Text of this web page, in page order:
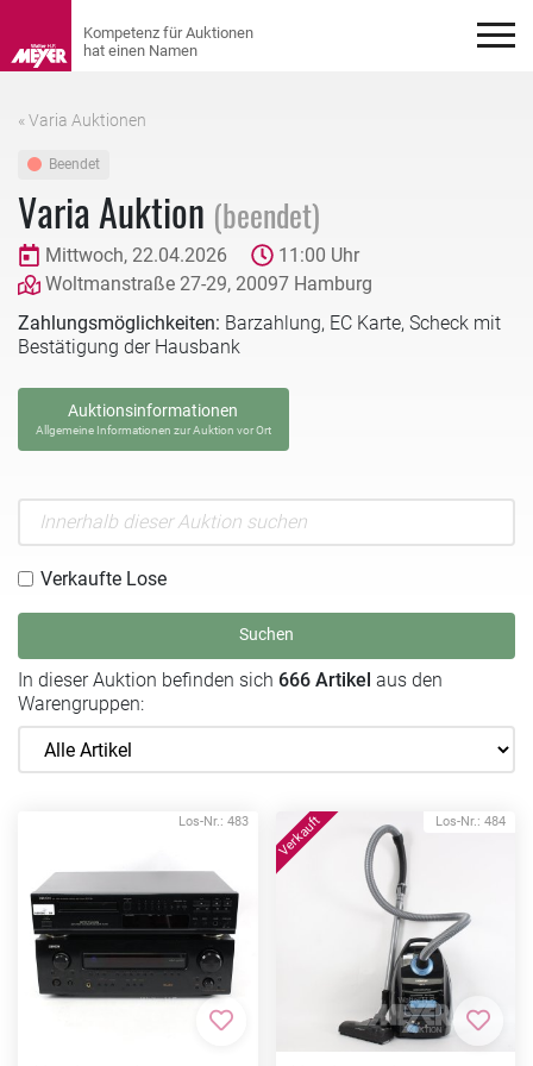
« Varia Auktionen
Beendet
Varia Auktion (beendet)
Mittwoch, 22.04.2026
11:00 Uhr
Woltmanstraße 27-29, 20097 Hamburg
Zahlungsmöglichkeiten: Barzahlung, EC Karte, Scheck mit
Bestätigung der Hausbank
Auktionsinformationen
Allgemeine Informationen zur Auktion vor Ort
Verkaufte Lose
Suchen
In dieser Auktion befinden sich 666 Artikel aus den
Warengruppen:
Los-Nr.: 483
Zur Merkliste hinzufügen
Los-Nr.: 484
Zur